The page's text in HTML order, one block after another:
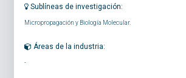
Sublíneas de investigación:
Micropropagación y Biología Molecular.
Áreas de la industria:
-